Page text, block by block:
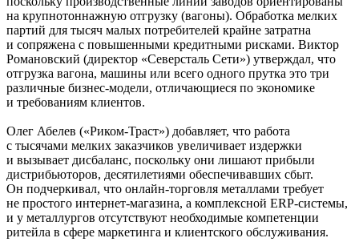
на крупнотоннажную отгрузку (вагоны). Обработка мелких
партий для тысяч малых потребителей крайне затратна
и сопряжена с повышенными кредитными рисками. Виктор
Романовский (директор «Северсталь Сети») утверждал, что
отгрузка вагона, машины или всего одного прутка это три
различные бизнес-модели, отличающиеся по экономике
и требованиям клиентов.
Олег Абелев («Риком-Траст») добавляет, что работа
с тысячами мелких заказчиков увеличивает издержки
и вызывает дисбаланс, поскольку они лишают прибыли
дистрибьюторов, десятилетиями обеспечивавших сбыт.
Он подчеркивал, что онлайн-торговля металлами требует
не простого интернет-магазина, а комплексной ERP-системы,
и у металлургов отсутствуют необходимые компетенции
ритейла в сфере маркетинга и клиентского обслуживания.